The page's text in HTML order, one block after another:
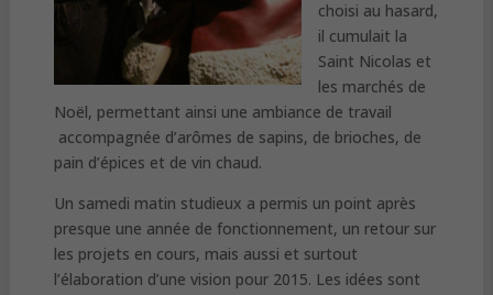
choisi au hasard,
il cumulait la
Saint Nicolas et
les marchés de
Noël, permettant ainsi une ambiance de travail
accompagnée d’arômes de sapins, de brioches, de
pain d’épices et de vin chaud.
Un samedi matin studieux a permis un point après
presque une année de fonctionnement, un retour sur
les projets en cours, mais aussi et surtout
l’élaboration d’une vision pour 2015. Les idées sont